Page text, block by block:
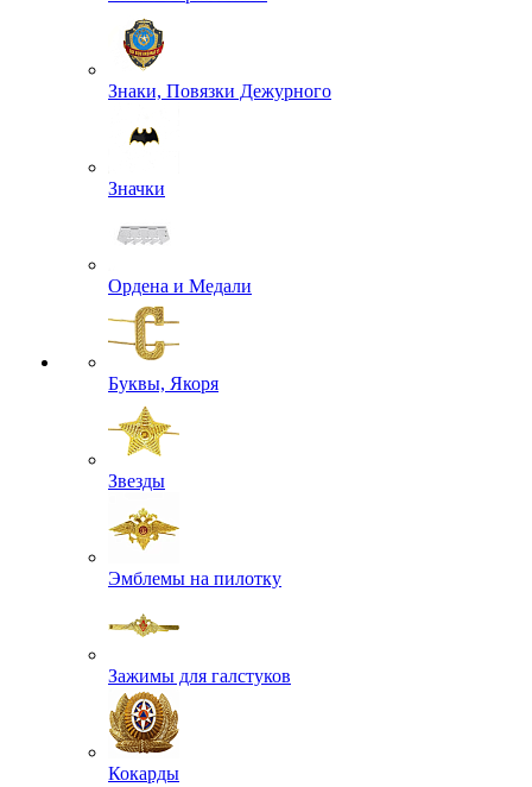
Знаки, Повязки Дежурного
Значки
Ордена и Медали
Буквы, Якоря
Звезды
Эмблемы на пилотку
Зажимы для галстуков
Кокарды